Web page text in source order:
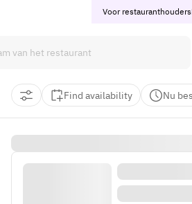
Voor restauranthouders
Find availability Nu